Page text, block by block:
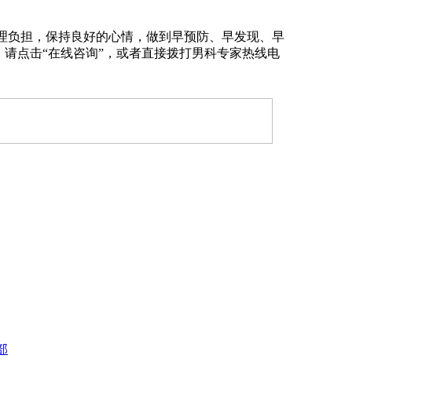
负担，保持良好的心情，做到早预防、早发现、早
请点击“在线咨询”，或者直接拨打男科专家热线电